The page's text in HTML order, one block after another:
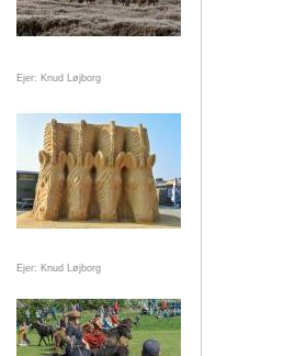
Ejer: Knud Løjborg
Ejer: Knud Løjborg